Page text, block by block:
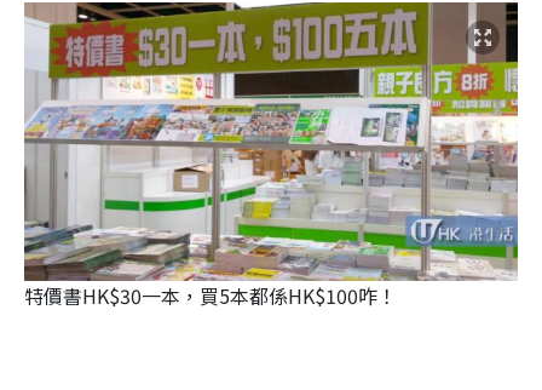
特價書HK$30一本，買5本都係HK$100咋！